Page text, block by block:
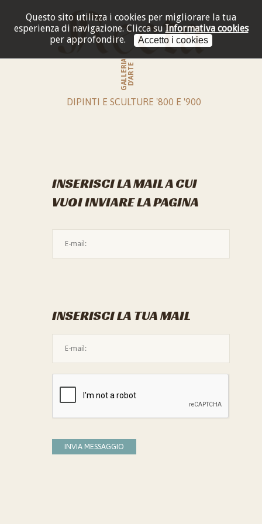
Questo sito utilizza i cookies per migliorare la tua
esperienza di navigazione. Clicca su Informativa cookies
per approfondire.
Accetto i cookies
GALLERIAD'ARTE
DIPINTI E SCULTURE '800 E '900
INSERISCI LA MAIL A CUI
VUOI INVIARE LA PAGINA
INSERISCI LA TUA MAIL
INVIA MESSAGGIO